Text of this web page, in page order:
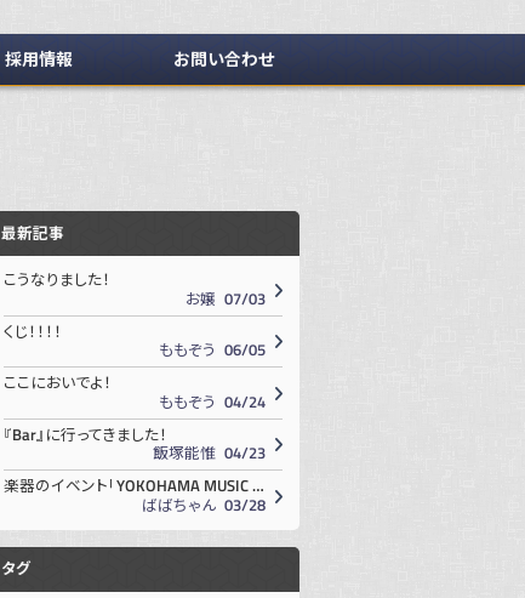
採用情報 お問い合わせ
最新記事
07/03
お嬢
こうなりました！
06/05
ももぞう
くじ！！！！
04/24
ももぞう
ここにおいでよ！
04/23
飯塚能惟
『Bar』に行ってきました！
03/28
ばばちゃん
楽器のイベント「YOKOHAMA MUSIC STYLE 2026」に行ってきました！
タグ